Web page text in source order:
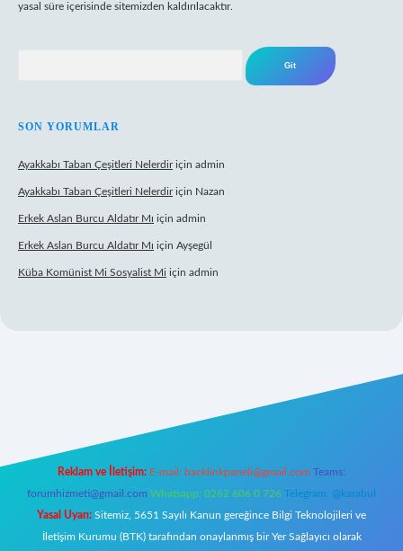
yasal süre içerisinde sitemizden kaldırılacaktır.
SON YORUMLAR
Ayakkabı Taban Çeşitleri Nelerdiriçin admin
Ayakkabı Taban Çeşitleri Nelerdiriçin Nazan
Erkek Aslan Burcu Aldatır Mı için admin
Erkek Aslan Burcu Aldatır Mı için Ayşegül
Küba Komünist Mi Sosyalist Mi için admin
Reklam ve İletişim: E-mail: backlinkpaneli@gmail.com Teams:
forumhizmeti@gmail.com Whatsapp: 0262 606 0 726 Telegram: @karabul
Yasal Uyarı: Sitemiz, 5651 Sayılı Kanun gereğince Bilgi Teknolojileri ve
İletişim Kurumu (BTK) tarafından onaylanmış bir Yer Sağlayıcı olarak